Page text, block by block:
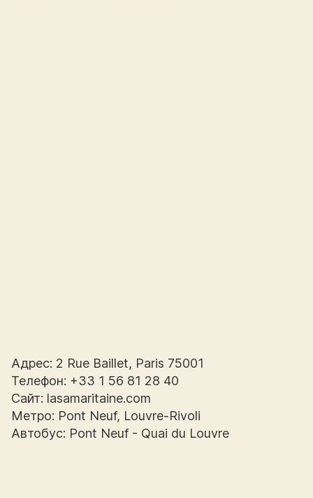
Адрес: 2 Rue Baillet, Paris 75001
Телефон: +33 1 56 81 28 40
Сайт: lasamaritaine.com
Метро: Pont Neuf, Louvre-Rivoli
Автобус: Pont Neuf - Quai du Louvre